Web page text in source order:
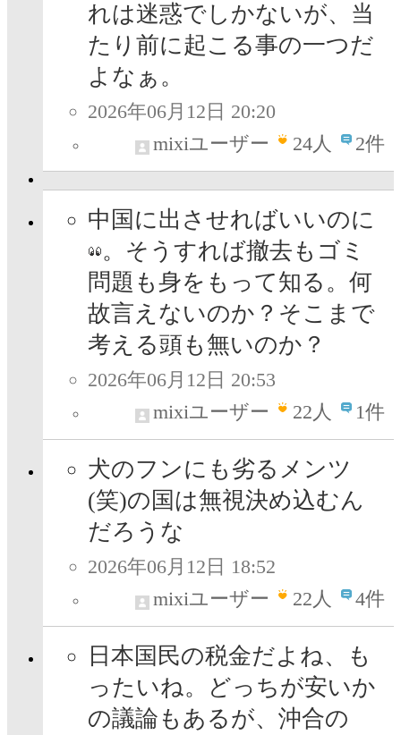
れは迷惑でしかないが、当
たり前に起こる事の一つだ
よなぁ。
2026年06月12日 20:20
mixiユーザー
24人 2件
中国に出させればいいのに
。そうすれば撤去もゴミ
問題も身をもって知る。何
故言えないのか？そこまで
考える頭も無いのか？
2026年06月12日 20:53
mixiユーザー
22人 1件
犬のフンにも劣るメンツ
(笑)の国は無視決め込むん
だろうな
2026年06月12日 18:52
mixiユーザー
22人 4件
日本国民の税金だよね、も
ったいね。どっちが安いか
の議論もあるが、沖合の